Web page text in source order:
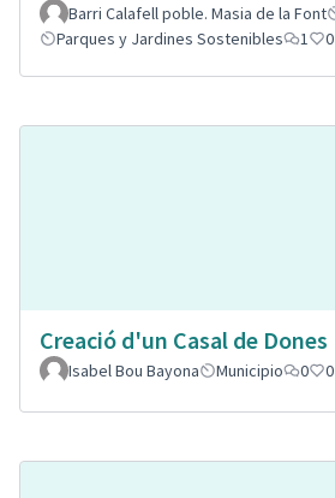
Barri Calafell poble. Masia de la Font
Parques y Jardines Sostenibles
1 0
Creació d'un Casal de Dones
Isabel Bou Bayona
Municipio 0 0